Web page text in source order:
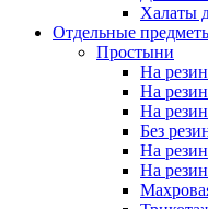
Халаты
Отдельные
Простыни
На
На
На
Без
На
На